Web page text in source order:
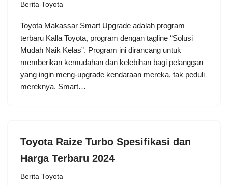
Berita Toyota
Toyota Makassar Smart Upgrade adalah program
terbaru Kalla Toyota, program dengan tagline “Solusi
Mudah Naik Kelas”. Program ini dirancang untuk
memberikan kemudahan dan kelebihan bagi pelanggan
yang ingin meng-upgrade kendaraan mereka, tak peduli
mereknya. Smart…
Toyota Raize Turbo Spesifikasi dan
Harga Terbaru 2024
Berita Toyota